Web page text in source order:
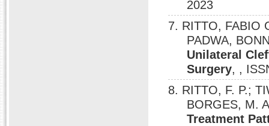
2023
7. RITTO, FABIO
PADWA,
Unilateral
Surgery, ,
8. RITTO, F. P.;
BORGES, M.
Treatment